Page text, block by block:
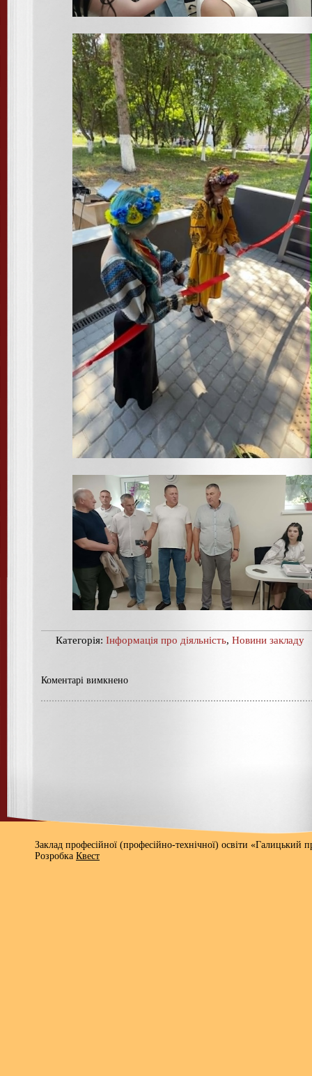
Категорія: Інформація про діяльність, Новини закладу
Коментарі вимкнено
Заклад професійної (професійно-технічної) освіти
Розробка Квест